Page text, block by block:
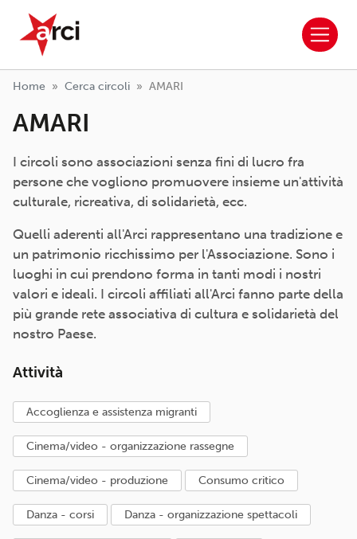
Salta al contenuto principale
ARCI APS
Home Cerca circoli AMARI
AMARI
I circoli sono associazioni senza fini di lucro fra
persone che vogliono promuovere insieme un'attività
culturale, ricreativa, di solidarietà, ecc.
Quelli aderenti all'Arci rappresentano una tradizione e
un patrimonio ricchissimo per l'Associazione. Sono i
luoghi in cui prendono forma in tanti modi i nostri
valori e ideali. I circoli affiliati all'Arci fanno parte della
più grande rete associativa di cultura e solidarietà del
nostro Paese.
Attività
accoglienza e assistenza migranti
cinema/video - organizzazione rassegne
cinema/video - produzione consumo critico
danza - corsi danza - organizzazione spettacoli